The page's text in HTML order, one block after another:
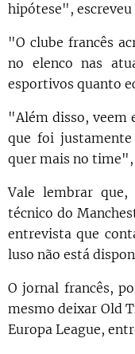
hipótese", escreveu
"O clube francês
no elenco nas
esportivos quanto
"Além disso, veem
que foi
quer mais no
Vale lembrar
técnico do
entrevista que
luso não está
O jornal francês,
mesmo deixar Old
Europa League,